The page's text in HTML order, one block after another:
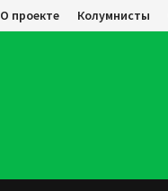
О проекте Колумнисты